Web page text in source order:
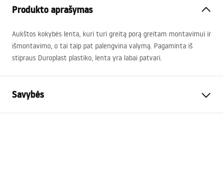
Produkto aprašymas
Aukštos kokybės lenta, kuri turi greitą porą greitam montavimui ir
išmontavimo, o tai taip pat palengvina valymą. Pagaminta iš
stipraus Duroplast plastiko, lenta yra labai patvari.
Savybės